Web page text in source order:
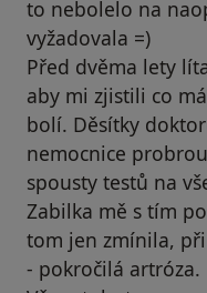
to nebolelo na
vyžadovala =)
Před dvěma lety
aby mi zjistili co
bolí. Děsítky
nemocnice
spousty testů na
Zabilka mě s tím
tom jen zmínila,
- pokročilá artróza.